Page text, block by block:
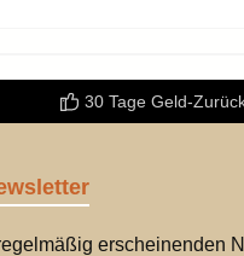
30 Tage Geld-
erscheinenden